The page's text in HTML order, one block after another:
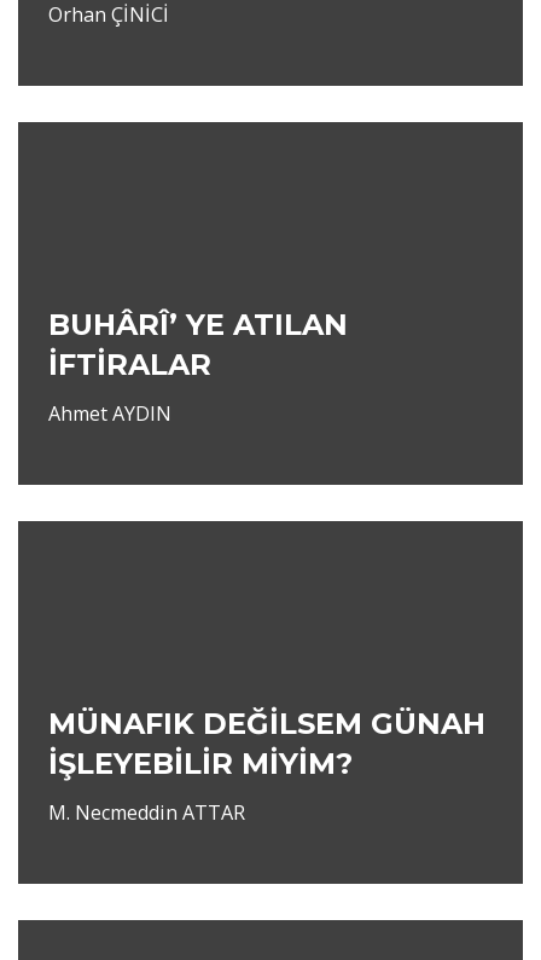
Orhan ÇİNİCİ
BUHÂRÎ’ YE ATILAN
İFTİRALAR
Ahmet AYDIN
MÜNAFIK DEĞİLSEM GÜNAH
İŞLEYEBİLİR MİYİM?
M. Necmeddin ATTAR